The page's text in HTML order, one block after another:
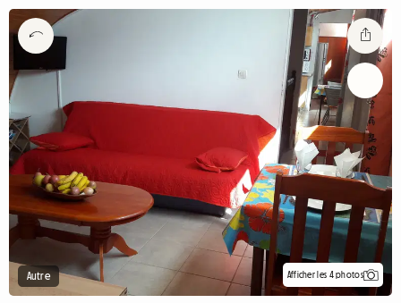
Autre Afficher les 4 photos